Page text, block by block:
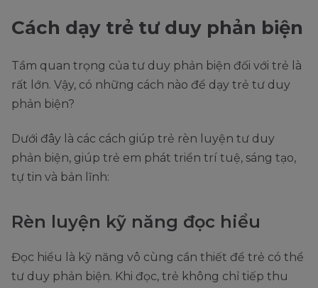
Cách dạy trẻ tư duy phản biện
Tầm quan trọng của tư duy phản biện đối với trẻ là
rất lớn. Vậy, có những cách nào để dạy trẻ tư duy
phản biện?
Dưới đây là các cách giúp trẻ rèn luyện tư duy
phản biện, giúp trẻ em phát triển trí tuệ, sáng tạo,
tự tin và bản lĩnh:
Rèn luyện kỹ năng đọc hiểu
Đọc hiểu là kỹ năng vô cùng cần thiết để trẻ có thể
tư duy phản biện. Khi đọc, trẻ không chỉ tiếp thu